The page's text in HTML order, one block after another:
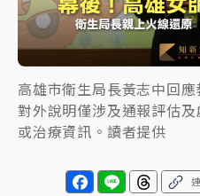
周六起展出延長至晚上7時
台東農業處長涉圖利渡假
押庭
父親節泡湯了！中颱白海
雨熱區曝
高雄市衛生局長黃志中回
對外說明僅涉及通報評估
或治療資訊。讀者提供